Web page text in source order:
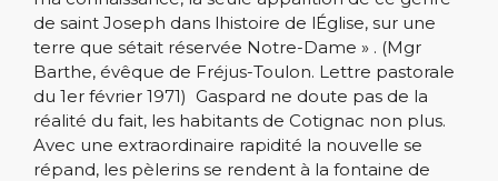
de saint Joseph dans lhistoire de lÉglise, sur une
terre que sétait réservée Notre-Dame » . (Mgr
Barthe, évêque de Fréjus-Toulon. Lettre pastorale
du 1er février 1971) Gaspard ne doute pas de la
réalité du fait, les habitants de Cotignac non plus.
Avec une extraordinaire rapidité la nouvelle se
répand, les pèlerins se rendent à la fontaine de